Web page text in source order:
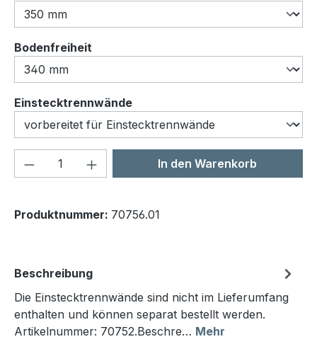
Bodenfreiheit
Einstecktrennwändeauswählen
Produkt Anzahl: Gib denIn den Warenkorb
Produktnummer: 70756.01
Beschreibung
Die Einstecktrennwände sind nicht im Lieferumfang
enthalten und können separat bestellt werden.
Artikelnummer: 70752.Beschre… Mehr